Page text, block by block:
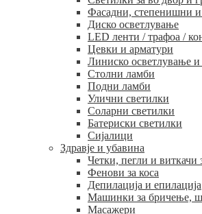
Фасадни, степенишни и
Диско осветлување
LED ленти / трафоа /
Цевки и арматури
Линиско осветлување и
Столни ламби
Подни ламби
Улични светилки
Соларни светилки
Батериски светилки
Сијалици
Здравје и убавина
Четки, пегли и виткачи
Фенови за коса
Депилација и епилација
Машинки за бричење,
Масажери